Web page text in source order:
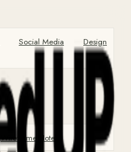
Social Media
Design
Wireframe Hotel